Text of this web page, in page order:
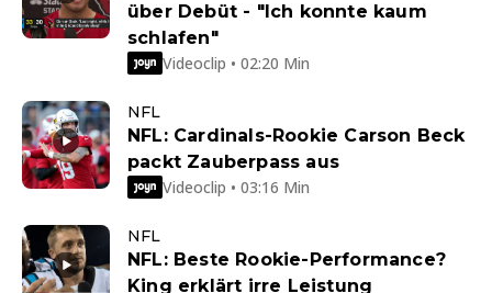
über Debüt - "Ich konnte kaum
schlafen"
Videoclip • 02:20 Min
NFL
NFL: Cardinals-Rookie Carson Beck
packt Zauberpass aus
Videoclip • 03:16 Min
NFL
NFL: Beste Rookie-Performance?
King erklärt irre Leistung